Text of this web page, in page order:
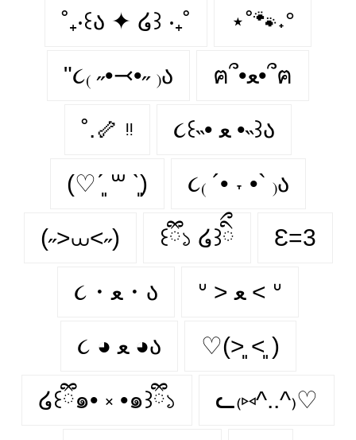
˚₊‧꒰ა ✦ ໒꒱ ‧₊˚ ⋆˚🐾˖°
"૮₍ ˶•⤙•˶ ₎ა ฅ՞•ﻌ•՞ฅ
˚.🦴 ᵎᵎ ૮꒰˵• ﻌ •˵꒱ა
(♡ˊ͈ ꒳ ˋ͈) ૮₍ ´• ˕ •` ₎ა
(˶>⩊<˶) ꒰ྀི১ ໒꒱ིྀ Ɛ=3
૮・ﻌ・ა ᐡ > ﻌ < ᐡ
૮ ◕ ﻌ ◕ა ♡(˃͈ ˂͈ )
໒꒰ྀི๑• ༝ •๑꒱ྀི১ ᓚ₍⑅^..^₎♡